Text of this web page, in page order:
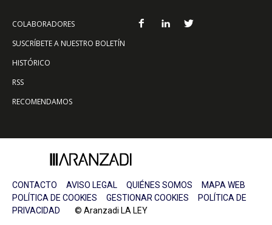
COLABORADORES
SUSCRÍBETE A NUESTRO BOLETÍN
HISTÓRICO
RSS
RECOMENDAMOS
CONTACTO AVISO LEGAL QUIÉNES SOMOS
MAPA WEB
POLÍTICA DE COOKIES
GESTIONAR COOKIES
POLÍTICA DE
PRIVACIDAD © Aranzadi LA LEY